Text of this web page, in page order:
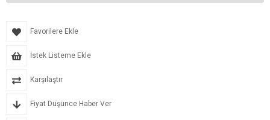
Favorilere Ekle
İstek Listeme Ekle
Karşılaştır
Fiyat Düşünce Haber Ver